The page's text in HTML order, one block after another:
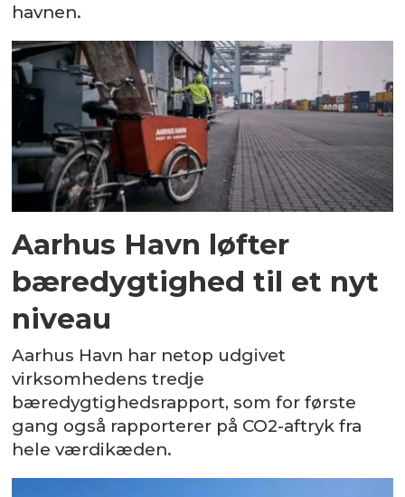
havnen.
Aarhus Havn løfter
bæredygtighed til et nyt
niveau
Aarhus Havn har netop udgivet
virksomhedens tredje
bæredygtighedsrapport, som for første
gang også rapporterer på CO2-aftryk fra
hele værdikæden.